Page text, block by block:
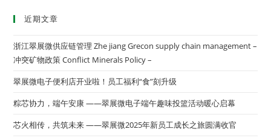
近期文章
浙江翠展微供应链管理 Zhe jiang Grecon supply chain management –
冲突矿物政策 Conflict Minerals Policy –
翠展微电子便利店开业啦！员工福利“食”刻升级
粽芯协力，端午安康 ——翠展微电子端午趣味投篮活动暖心启幕
芯火相传，共筑未来 ——翠展微2025年新员工成长之旅圆满收官